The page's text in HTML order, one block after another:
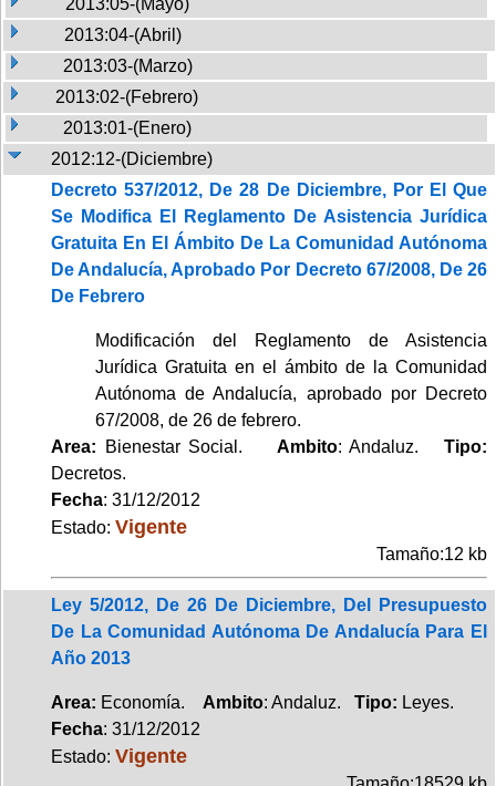
2013:04-(Abril)
2013:03-(Marzo)
2013:02-(Febrero)
2013:01-(Enero)
2012:12-(Diciembre)
Decreto 537/2012, De 28 De Diciembre, Por El Que
Se Modifica El Reglamento De Asistencia Jurídica
Gratuita En El Ámbito De La Comunidad Autónoma
De Andalucía, Aprobado Por Decreto 67/2008, De 26
De Febrero
Modificación del Reglamento de Asistencia
Jurídica Gratuita en el ámbito de la Comunidad
Autónoma de Andalucía, aprobado por Decreto
67/2008, de 26 de febrero.
Area: Bienestar Social. Ambito: Andaluz.Tipo:
Decretos.
Fecha: 31/12/2012
Estado: Vigente
Tamaño:12 kb
Ley 5/2012, De 26 De Diciembre, Del Presupuesto
De La Comunidad Autónoma De Andalucía Para El
Año 2013
Area: Economía. Ambito: Andaluz. Tipo: Leyes.
Fecha: 31/12/2012
Estado: Vigente